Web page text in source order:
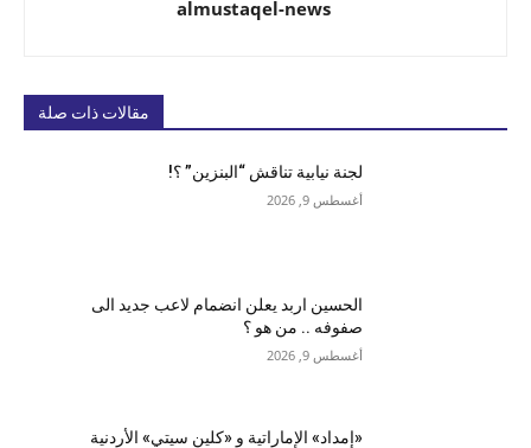
almustaqel-news
مقالات ذات صلة
لجنة نيابية تناقش “البنزين” ؟!
أغسطس 9, 2026
الحسين اربد يعلن انضمام لاعب جديد الى
صفوفه .. من هو ؟
أغسطس 9, 2026
«إمداد» الإماراتية و «كلين سيتي» الأردنية